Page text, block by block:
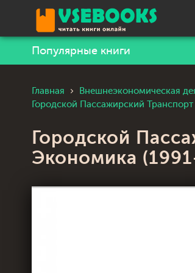
Популярные книги
Главная Внешнеэкономическая
Городской Пассажирский
Городской
Экономика